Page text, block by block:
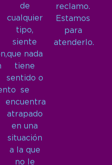
de
cualquier
tipo,
siente
que nada
tiene
sentido o
se
encuentra
atrapado
en una
situación
a la que
no le
reclamo.
Estamos
para
atenderlo.